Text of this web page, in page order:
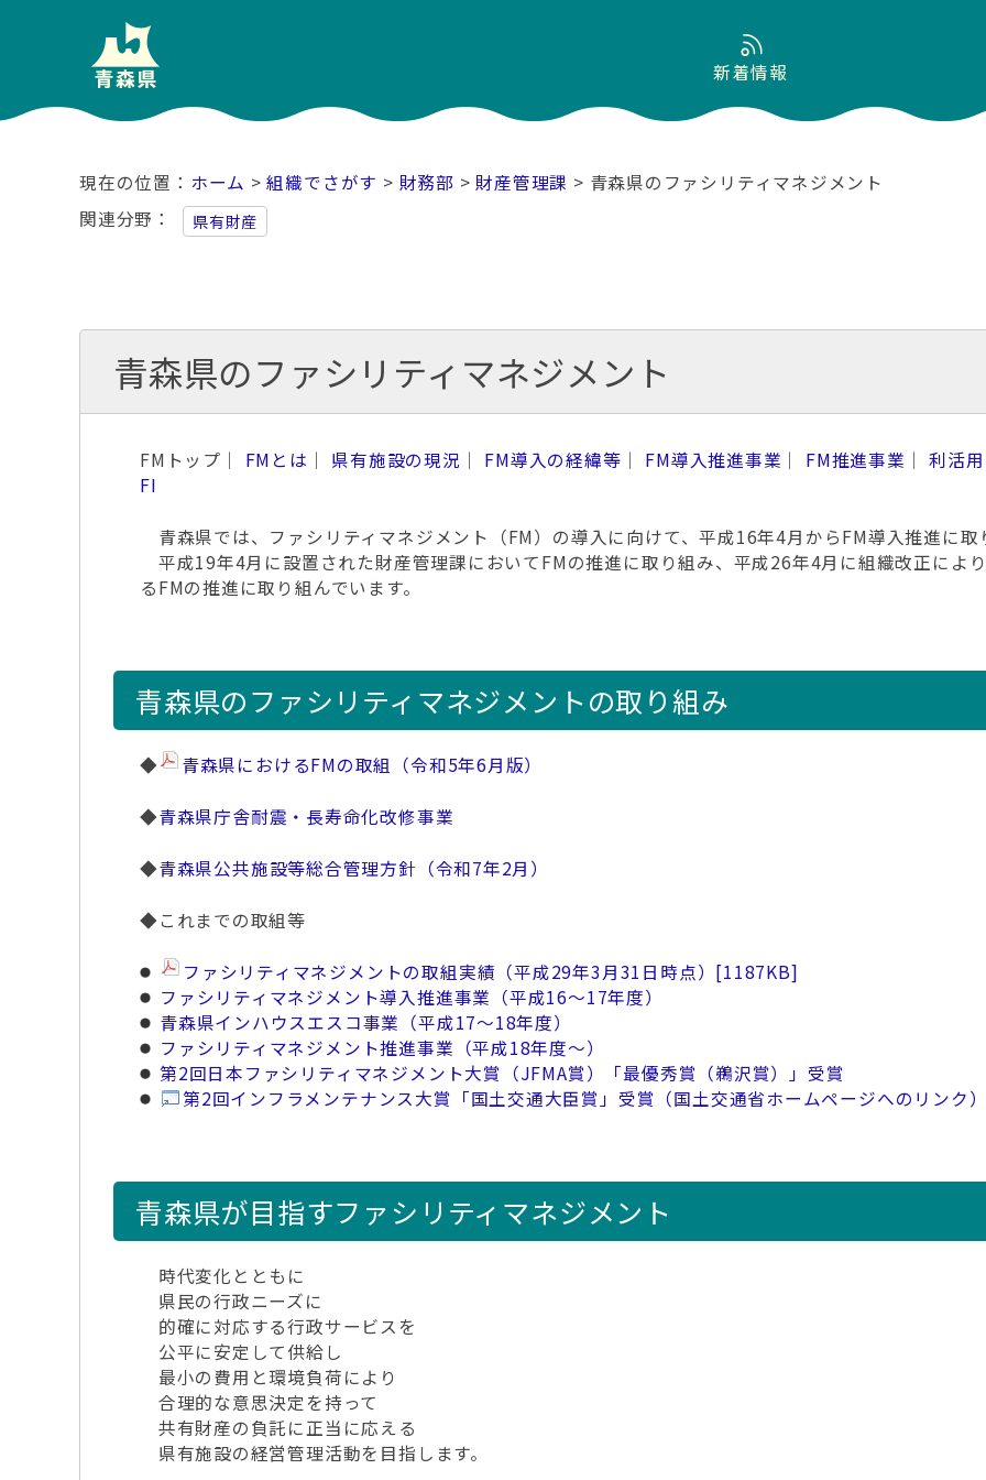
新着情報
ホーム >組織でさがす > 財務部 >財産管理課 > 青森県のファシリティマネジメント
関連分野
県有財産
青森県のファシリティマネジメント
FMトップ｜ FMとは ｜ 県有施設の現況 ｜ FM導入の経緯等 ｜ FM導入推進事業 ｜ FM推進事業 ｜利活
FI
青森県では、ファシリティマネジメント（FM）の導入に向けて、平成16年4月からFM導入推進に取
平成19年4月に設置された財産管理課においてFMの推進に取り組み、平成26年4月に組織改正によ
るFMの推進に取り組んでいます。
青森県のファシリティマネジメントの取り組み
◆ 青森県におけるFMの取組（令和5年6月版）
◆青森県庁舎耐震・長寿命化改修事業
◆青森県公共施設等総合管理方針（令和7年2月）
◆これまでの取組等
ファシリティマネジメントの取組実績（平成29年3月31日時点） [1187KB]
ファシリティマネジメント導入推進事業（平成16～17年度）
青森県インハウスエスコ事業（平成17～18年度）
ファシリティマネジメント推進事業（平成18年度～）
第2回日本ファシリティマネジメント大賞（JFMA賞）「最優秀賞（鵜沢賞）」受賞
第2回インフラメンテナンス大賞「国土交通大臣賞」受賞（国土交通省ホームページへのリンク
青森県が目指すファシリティマネジメント
時代変化とともに
県民の行政ニーズに
的確に対応する行政サービスを
公平に安定して供給し
最小の費用と環境負荷により
合理的な意思決定を持って
共有財産の負託に正当に応える
県有施設の経営管理活動を目指します。